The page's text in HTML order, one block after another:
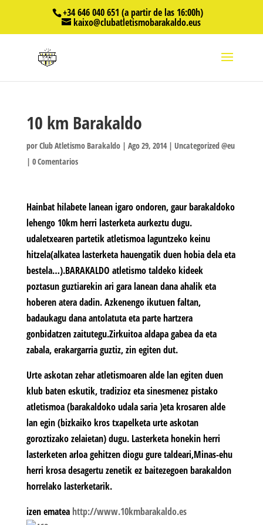
+34 646 040 651 (a partir de las 16:00h)
kaixo@clubatletismobarakaldo.eus
10 km Barakaldo
porClub Atletismo Barakaldo| Ago 29, 2014| Uncategorized @eu
| 0 Comentarios
Hainbat hilabete lanean igaro ondoren, gaur barakaldoko
lehengo 10km herri lasterketa aurkeztu dugu.
udaletxearen partetik atletismoa laguntzeko keinu
hitzela(alkatea lasterketa hauengatik duen hobia dela eta
bestela…).BARAKALDO atletismo taldeko kideek
poztasun guztiarekin ari gara lanean dana ahalik eta
hoberen atera dadin. Azkenengo ikutuen faltan,
badaukagu dana antolatuta eta parte hartzera
gonbidatzen zaitutegu.Zirkuitoa aldapa gabea da eta
zabala, erakargarria guztiz, zin egiten dut.
Urte askotan zehar atletismoaren alde lan egiten duen
klub baten eskutik, tradizioz eta sinesmenez pistako
atletismoa (barakaldoko udala saria )eta krosaren alde
lan egin (bizkaiko kros txapelketa urte askotan
goroztizako zelaietan) dugu. Lasterketa honekin herri
lasterketen arloa gehitzen diogu gure taldeari,Minas-ehu
herri krosa desagertu zenetik ez baitezegoen barakaldon
horrelako lasterketarik.
izen ematea http://www.10kmbarakaldo.es